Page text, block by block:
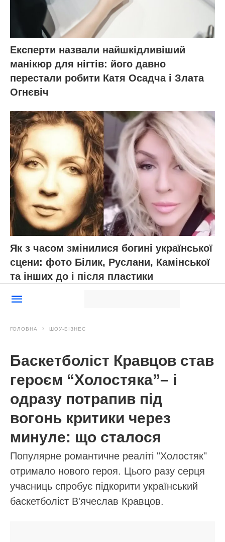
Експерти назвали найшкідливіший
манікюр для нігтів: його давно
перестали робити Катя Осадча і Злата
Огнєвіч
Як з часом змінилися богині української
сцени: фото Білик, Руслани, Камінської
та інших до і після пластики